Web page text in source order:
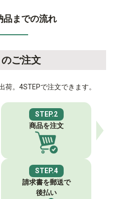
品までの流れ
ご注文
。4STEPで注文できます。
STEP.2
商品を注文
STEP.4
請求書を郵送で
後払い